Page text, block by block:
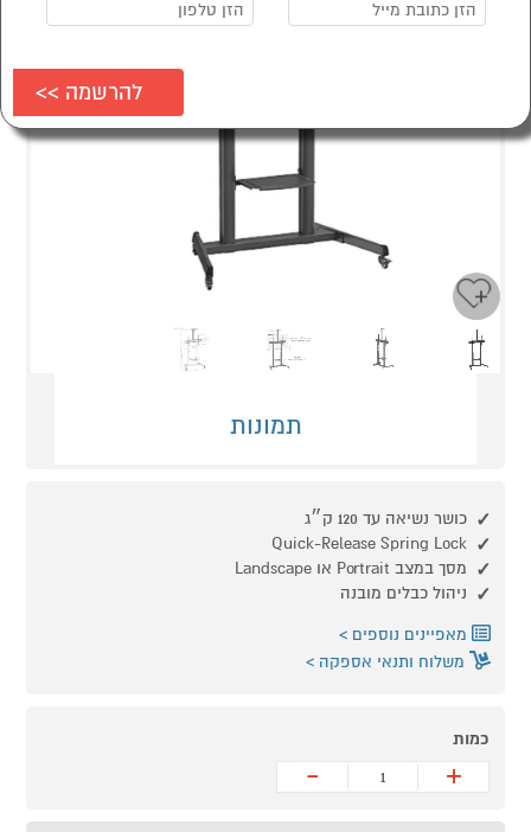
תמונות
כושר נשיאה עד 120 ק״ג
Quick-Release Spring Lock
מסך במצב Portrait או Landscape
ניהול כבלים מובנה
מאפיינים נוספים
משלוח ותנאי אספקה
כמות
+
-